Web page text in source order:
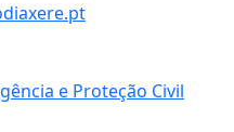
e Proteção Civil